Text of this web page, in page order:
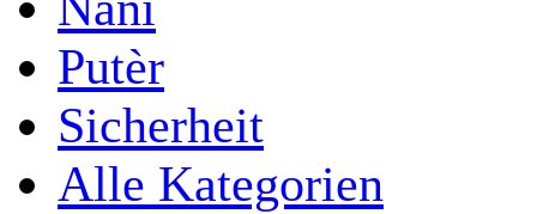
Putèr
Sicherheit
Alle Kategorien